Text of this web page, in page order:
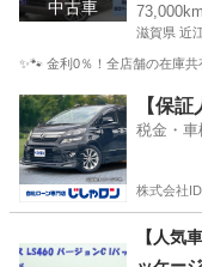
中古車
滋賀県 近
✨🐾 金利0％！全店舗の在庫
滋賀 近江八幡市 N-
【保
税金・
株式会社
【人気